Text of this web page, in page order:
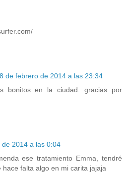
de febrero de 2014 a las 23:34
bonitos en la ciudad. gracias por
2014 a las 0:04
ese tratamiento Emma, tendré
falta algo en mi carita jajaja